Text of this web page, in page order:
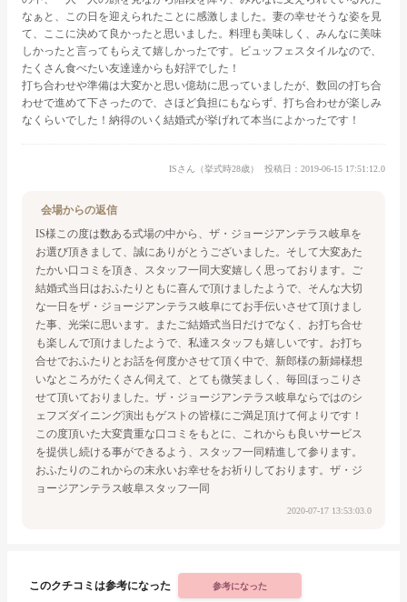
なぁと、この日を迎えられたことに感激しました。妻の幸せそうな姿を見
て、ここに決めて良かったと思いました。料理も美味しく、みんなに美味
しかったと言ってもらえて嬉しかったです。ビュッフェスタイルなので、
たくさん食べたい友達達からも好評でした！
打ち合わせや準備は大変かと思い億劫に思っていましたが、数回の打ち合
わせで進めて下さったので、さほど負担にもならず、打ち合わせが楽しみ
なくらいでした！納得のいく結婚式が挙げれて本当によかったです！
ISさん（挙式時28歳） 投稿日：2019-06-15 17:51:12.0
会場からの返信
IS様この度は数ある式場の中から、ザ・ジョージアンテラス岐阜を
お選び頂きまして、誠にありがとうございました。 そして大変あた
たかい口コミを頂き、スタッフ一同大変嬉しく思っております。 ご
結婚式当日はおふたりともに喜んで頂けましたようで、 そんな大切
な一日をザ・ジョージアンテラス岐阜にてお手伝いさせて頂けまし
た事、光栄に思います。
またご結婚式当日だけでなく、お打ち合せ
も楽しんで頂けましたようで、私達スタッフも嬉しいです。 お打ち
合せでおふたりとお話を何度かさせて頂く中で、新郎様の新婦様想
いなところがたくさん伺えて、
とても微笑ましく、毎回ほっこりさ
せて頂いておりました。 ザ・ジョージアンテラス岐阜ならではのシ
ェフズダイニング演出もゲストの皆様にご満足頂けて何よりです！
この度頂いた大変貴重な口コミをもとに、これからも良いサービス
を提供し続ける事ができるよう、 スタッフ一同精進して参ります。
おふたりのこれからの末永いお幸せをお祈りしております。 ザ・ジ
ョージアンテラス岐阜スタッフ一同
2020-07-17 13:53:03.0
このクチコミは参考になった 参考になった